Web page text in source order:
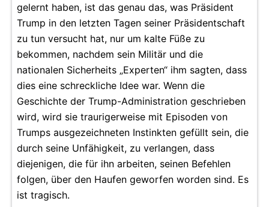
gelernt haben, ist das genau das, was Präsident
Trump in den letzten Tagen seiner Präsidentschaft
zu tun versucht hat, nur um kalte Füße zu
bekommen, nachdem sein Militär und die
nationalen Sicherheits „Experten“ ihm sagten, dass
dies eine schreckliche Idee war. Wenn die
Geschichte der Trump-Administration geschrieben
wird, wird sie traurigerweise mit Episoden von
Trumps ausgezeichneten Instinkten gefüllt sein, die
durch seine Unfähigkeit, zu verlangen, dass
diejenigen, die für ihn arbeiten, seinen Befehlen
folgen, über den Haufen geworfen worden sind. Es
ist tragisch.